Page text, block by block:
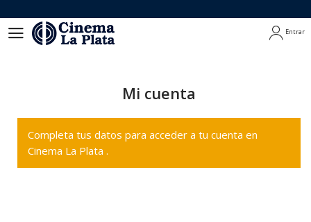
Entrar
Mi cuenta
Completa tus datos para acceder a tu cuenta en
Cinema La Plata .